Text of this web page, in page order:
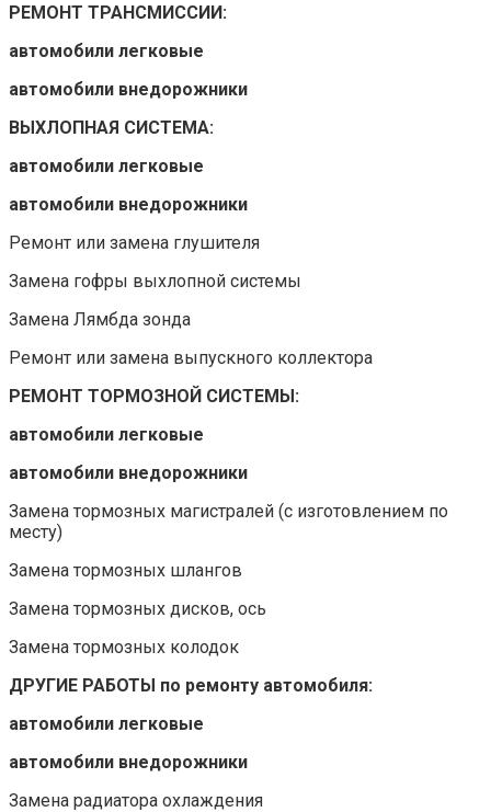
РЕМОНТ ТРАНСМИССИИ:
автомобили легковые
автомобили внедорожники
ВЫХЛОПНАЯ СИСТЕМА:
автомобили легковые
автомобили внедорожники
Ремонт или замена глушителя
Замена гофры выхлопной системы
Замена Лямбда зонда
Ремонт или замена выпускного коллектора
РЕМОНТ ТОРМОЗНОЙ СИСТЕМЫ:
автомобили легковые
автомобили внедорожники
Замена тормозных магистралей (с изготовлением по
месту)
Замена тормозных шлангов
Замена тормозных дисков, ось
Замена тормозных колодок
ДРУГИЕ РАБОТЫ по ремонту автомобиля:
автомобили легковые
автомобили внедорожники
Замена радиатора охлаждения